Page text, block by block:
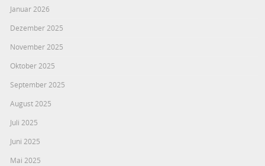
Januar 2026
Dezember 2025
November 2025
Oktober 2025
September 2025
August 2025
Juli 2025
Juni 2025
Mai 2025